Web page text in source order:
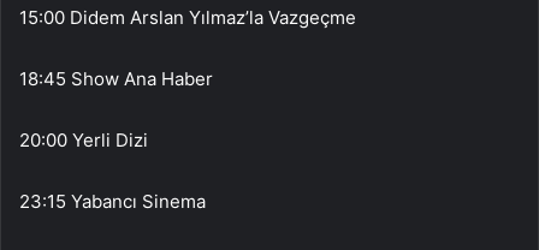
15:00 Didem Arslan Yılmaz’la Vazgeçme
18:45 Show Ana Haber
20:00 Yerli Dizi
23:15 Yabancı Sinema